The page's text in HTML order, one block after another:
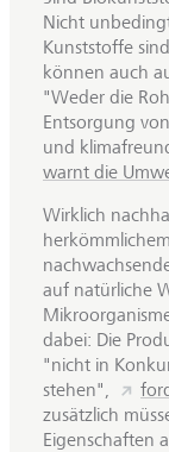
Nicht
Kunststoffe
können auch
"Weder die
Entsorgung
und
warnt die
Wirklich
auf natürliche
dabei: Die
"nicht in
stehen",
zusätzlich
Eigenschaften